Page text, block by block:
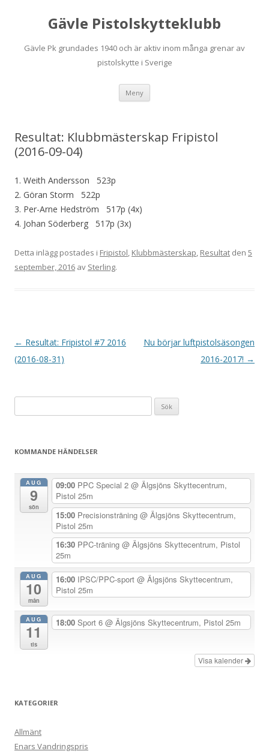
Gävle Pistolskytteklubb
Gävle Pk grundades 1940 och är aktiv inom många grenar av
pistolskytte i Sverige
Meny
Resultat: Klubbmästerskap Fripistol
(2016-09-04)
1. Weith Andersson 523p
2. Göran Storm 522p
3. Per-Arne Hedström 517p (4x)
4. Johan Söderberg 517p (3x)
Detta inlägg postades i Fripistol, Klubbmästerskap, Resultat den 5
september, 2016 av Sterling.
I
n
a
g
← Resultat: Fripistol #7 2016
(2016-08-31)
Nu börjar luftpistolsäsongen
2016-2017! →
efter:
KOMMANDE HÄNDELSER
AUG
9
sön
09:00 PPC Special 2 @ Älgsjöns Skyttecentrum,
Pistol 25m
15:00 Precisionsträning @ Älgsjöns Skyttecentrum,
Pistol 25m
16:30 PPC-träning @ Älgsjöns Skyttecentrum, Pistol
25m
AUG
10
mån
16:00 IPSC/PPC-sport @ Älgsjöns Skyttecentrum,
Pistol 25m
AUG
11
tis
18:00 Sport 6 @ Älgsjöns Skyttecentrum, Pistol 25m
Visa kalender
KATEGORIER
Allmänt
Enars Vandringspris